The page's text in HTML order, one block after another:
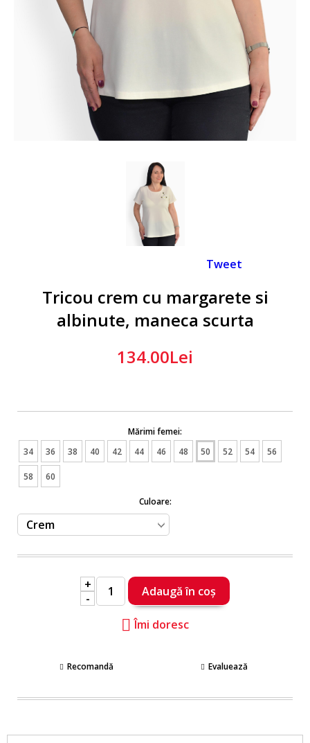
Tricou crem cu margarete si
albinute, maneca scurta
134.00Lei
Mărimi femei:
34
36 38 40 42 44 46 48 50 52 54 56
58 60
Culoare:
+
-
Îmi doresc
Recomandă Evaluează
Tweet